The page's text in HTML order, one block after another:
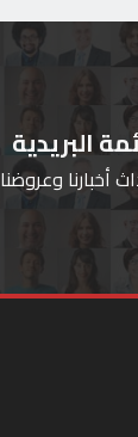
البريدية
أخبارنا وعروضنا